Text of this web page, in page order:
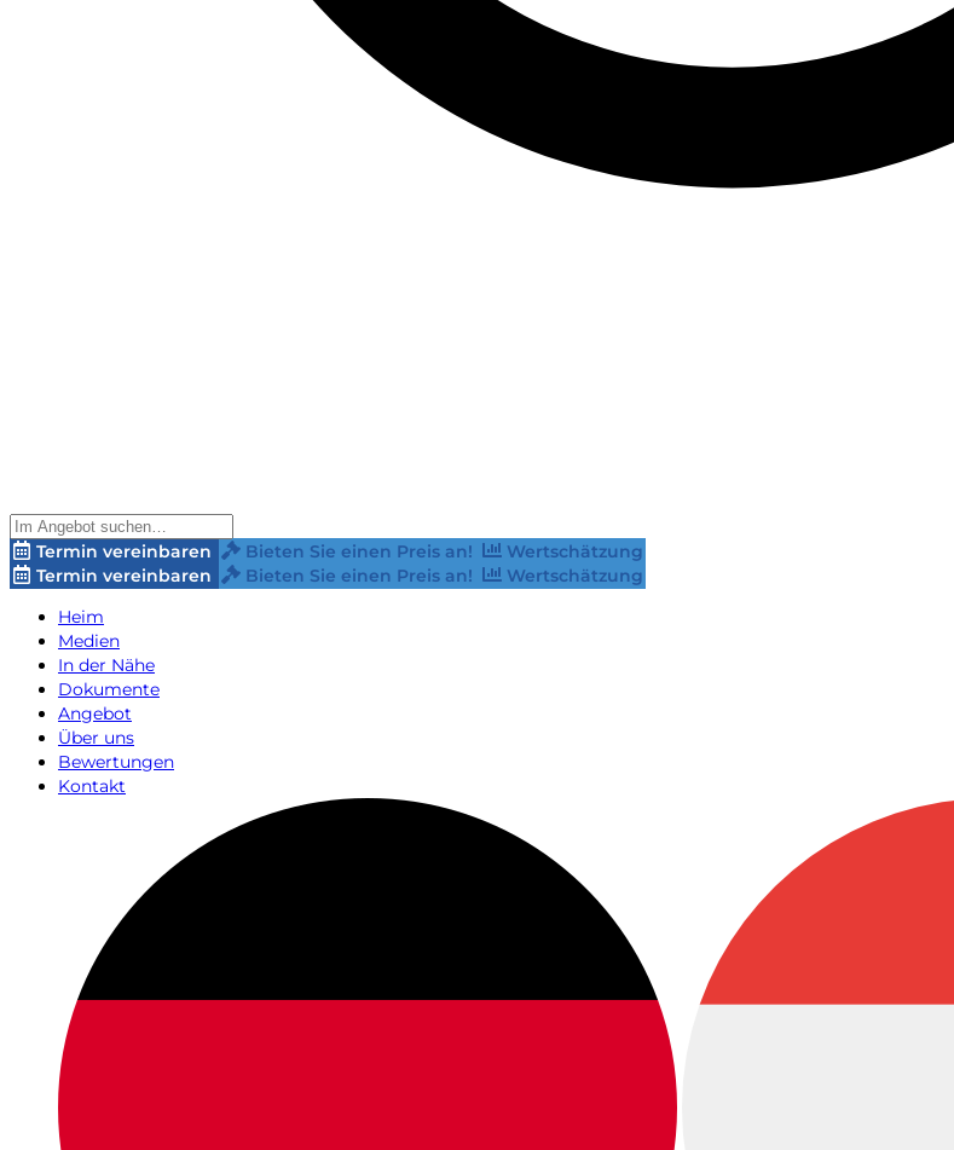
Termin vereinbaren Bieten Sie einen Preis an!
Wertschätzung
Termin vereinbaren
Bieten Sie einen Preis an!
Wertschätzung
Heim
Medien
In der Nähe
Dokumente
Angebot
Über uns
Bewertungen
Kontakt